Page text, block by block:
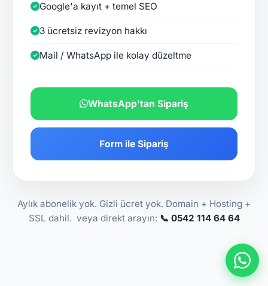
Google'a kayıt + temel SEO
3 ücretsiz revizyon hakkı
Mail / WhatsApp ile kolay düzeltme
WhatsApp'tan Sipariş
Form ile Sipariş
Aylık abonelik yok. Gizli ücret yok. Domain + Hosting +
SSL dahil. veya direkt arayın: 📞 0542 114 64 64